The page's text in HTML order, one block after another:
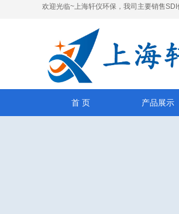
欢迎光临~上海轩仪环保，我司主要销售
首 页 产品展示